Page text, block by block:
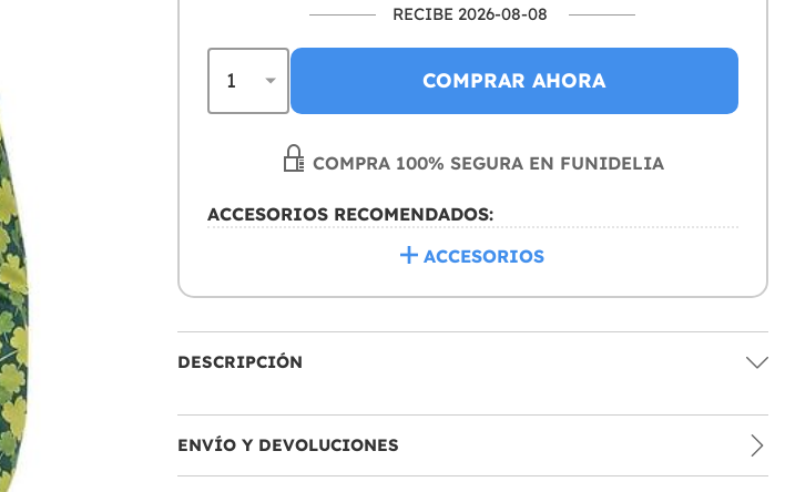
RECIBE 2026-08-08
COMPRAR AHORA
COMPRA 100% SEGURA EN FUNIDELIA
ACCESORIOS RECOMENDADOS:
ACCESORIOS
DESCRIPCIÓN
ENVÍO Y DEVOLUCIONES